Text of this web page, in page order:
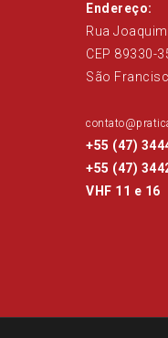
Endereço:
Rua
CEP 89330-
São
+55 (47)
+55 (47)
VHF 11 e 16